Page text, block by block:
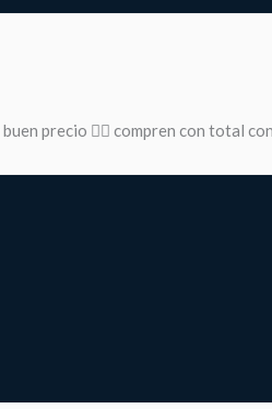
precio 👌🏻 compren con total